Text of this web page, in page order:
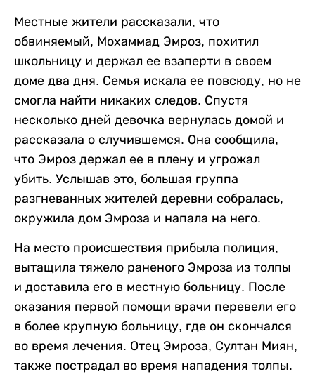
Местные жители рассказали, что
обвиняемый, Мохаммад Эмроз, похитил
школьницу и держал ее взаперти в своем
доме два дня. Семья искала ее повсюду, но не
смогла найти никаких следов. Спустя
несколько дней девочка вернулась домой и
рассказала о случившемся. Она сообщила,
что Эмроз держал ее в плену и угрожал
убить. Услышав это, большая группа
разгневанных жителей деревни собралась,
окружила дом Эмроза и напала на него.
На место происшествия прибыла полиция,
вытащила тяжело раненого Эмроза из толпы
и доставила его в местную больницу. После
оказания первой помощи врачи перевели его
в более крупную больницу, где он скончался
во время лечения. Отец Эмроза, Султан Миян,
также пострадал во время нападения толпы.